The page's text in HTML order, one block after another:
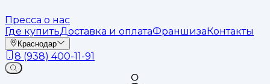
Пресса о нас
Где купитьДоставка и оплатаФраншизаКонтакты
Краснодар
8 (938) 400-11-91